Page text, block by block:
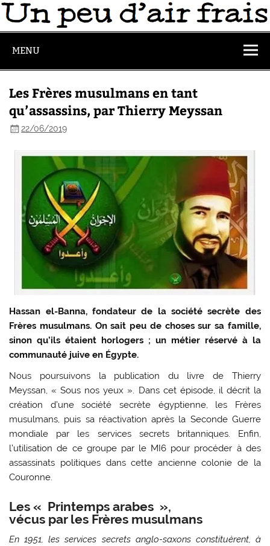
MENU
Les Frères musulmans en tant
qu’assassins, par Thierry Meyssan
22/06/2019
Hassan el-Banna, fondateur de la société secrète des
Frères musulmans. On sait peu de choses sur sa famille,
sinon qu’ils étaient horlogers ; un métier réservé à la
communauté juive en Égypte.
Nous poursuivons la publication du livre de Thierry
Meyssan, « Sous nos yeux ». Dans cet épisode, il décrit la
création d’une société secrète égyptienne, les Frères
musulmans, puis sa réactivation après la Seconde Guerre
mondiale par les services secrets britanniques. Enfin,
l’utilisation de ce groupe par le MI6 pour procéder à des
assassinats politiques dans cette ancienne colonie de la
Couronne.
Les « Printemps arabes »,
vécus par les Frères musulmans
En 1951, les services secrets anglo-saxons constituèrent, à